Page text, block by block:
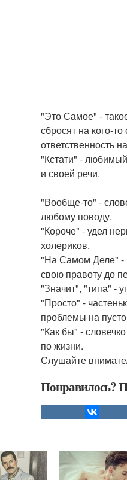
"Это Самое" -
сбросят на кого-
ответственность
"Кстати" -
и своей речи.
"Вообще-то" -
любому поводу.
"Короче" - удел
холериков.
"На Самом Деле" -
свою правоту до
"Значит", "типа" -
"Просто" -
проблемы на
"Как бы" -
по жизни.
Слушайте
Понравилось?